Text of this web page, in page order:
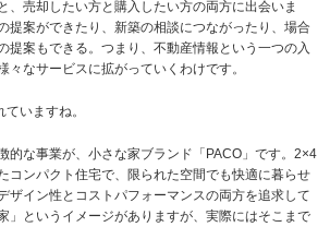
、売却したい方と購入したい方の両方に出会いま
提案ができたり、新築の相談につながったり、場合
提案もできる。つまり、不動産情報という一つの入
々なサービスに拡がっていくわけです。
ていますね。
的な事業が、小さな家ブランド「PACO」です。2×4
コンパクト住宅で、限られた空間でも快適に暮らせ
ザイン性とコストパフォーマンスの両方を追求して
」というイメージがありますが、実際にはそこまで